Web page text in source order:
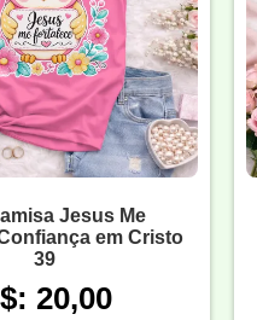
Jesus Me
em Cristo
39
20,00